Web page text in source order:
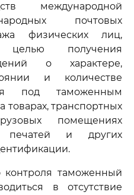
международной
почтовых
физических лиц,
целью получения
о характере,
и количестве
под таможенным
товарах, транспортных
помещениях
печатей и других
таможенный
в отсутствие